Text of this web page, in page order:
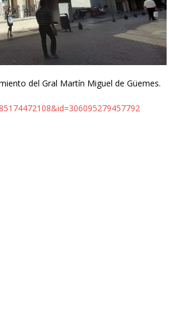
del Gral Martín Miguel de Güemes.